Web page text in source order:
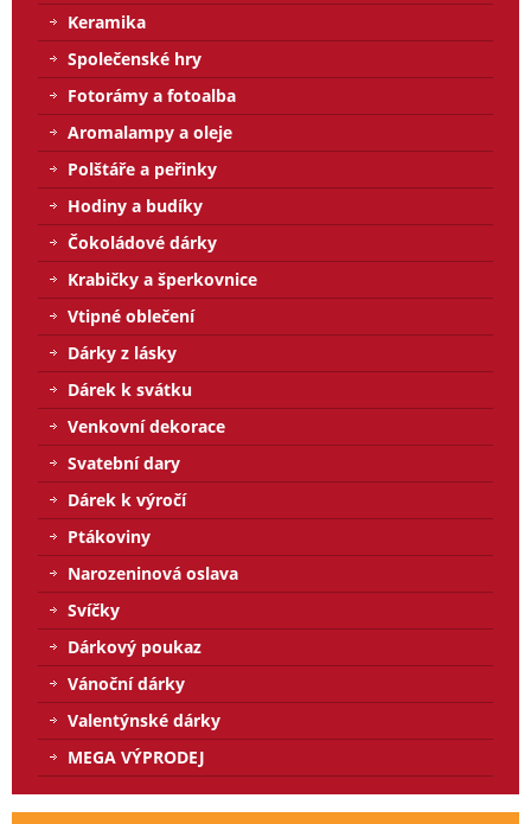
Keramika
Společenské hry
Fotorámy a fotoalba
Aromalampy a oleje
Polštáře a peřinky
Hodiny a budíky
Čokoládové dárky
Krabičky a šperkovnice
Vtipné oblečení
Dárky z lásky
Dárek k svátku
Venkovní dekorace
Svatební dary
Dárek k výročí
Ptákoviny
Narozeninová oslava
Svíčky
Dárkový poukaz
Vánoční dárky
Valentýnské dárky
MEGA VÝPRODEJ